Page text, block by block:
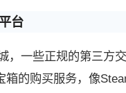
台
，一些正规的第三方
箱的购买服务，像